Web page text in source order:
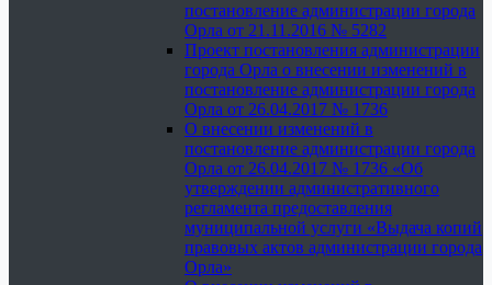
постановление администрации города
Орла от 21.11.2016 № 5282
Проект постановления администрации
города Орла о внесении изменений в
постановление администрации города
Орла от 26.04.2017 № 1736
О внесении изменений в
постановление администрации города
Орла от 26.04.2017 № 1736 «Об
утверждении административного
регламента предоставления
муниципальной услуги «Выдача копий
правовых актов администрации города
Орла»